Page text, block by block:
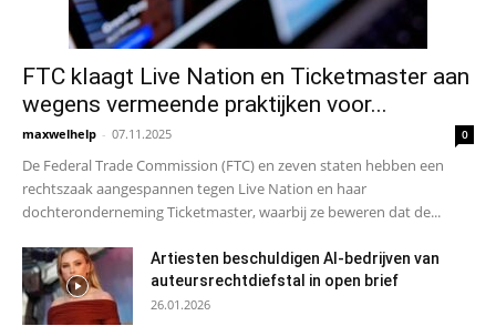
FTC klaagt Live Nation en Ticketmaster aan
wegens vermeende praktijken voor...
maxwelhelp - 07.11.2025 0
De Federal Trade Commission (FTC) en zeven staten hebben een
rechtszaak aangespannen tegen Live Nation en haar
dochteronderneming Ticketmaster, waarbij ze beweren dat de...
Artiesten beschuldigen AI-bedrijven van
auteursrechtdiefstal in open brief
26.01.2026